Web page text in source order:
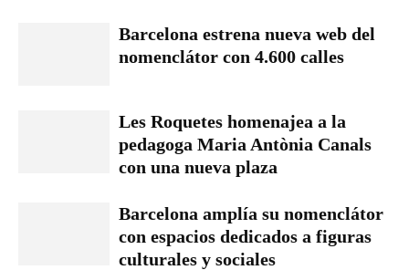
Barcelona estrena nueva web del
nomenclátor con 4.600 calles
Les Roquetes homenajea a la
pedagoga Maria Antònia Canals
con una nueva plaza
Barcelona amplía su nomenclátor
con espacios dedicados a figuras
culturales y sociales